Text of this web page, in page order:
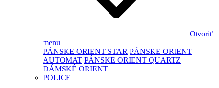
Otvoriť
menu
PÁNSKE ORIENT STAR PÁNSKE ORIENT
AUTOMAT PÁNSKE ORIENT QUARTZ
DÁMSKÉ ORIENT
POLICE